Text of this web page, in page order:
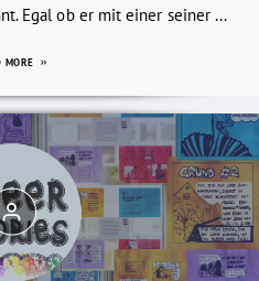
Egal ob er mit einer seiner ...
MORE